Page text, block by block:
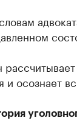
и осознает